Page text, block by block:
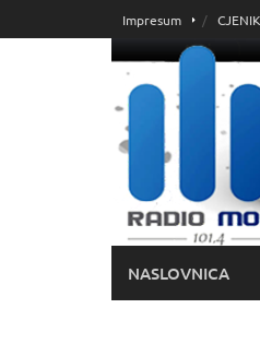
do
Impresum
NASLOVNICA